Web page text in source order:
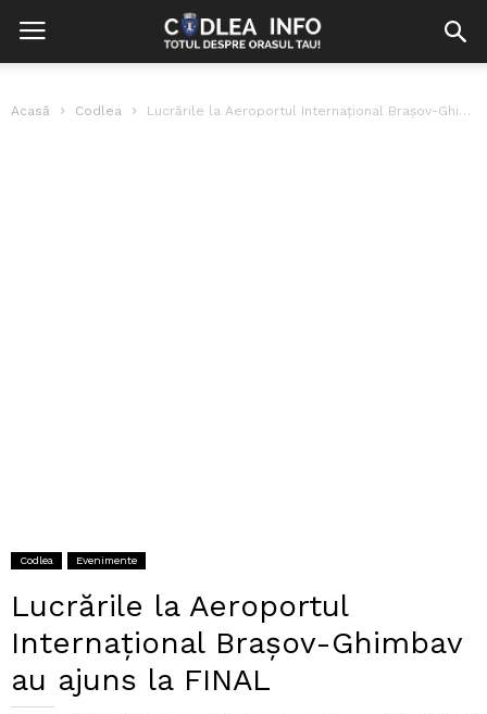
Acasă Codlea Lucrările la Aeroportul Internațional Brașov-Ghimbav au ajuns la FINAL
Codlea Evenimente
Lucrările la Aeroportul
Internațional Brașov-Ghimbav
au ajuns la FINAL